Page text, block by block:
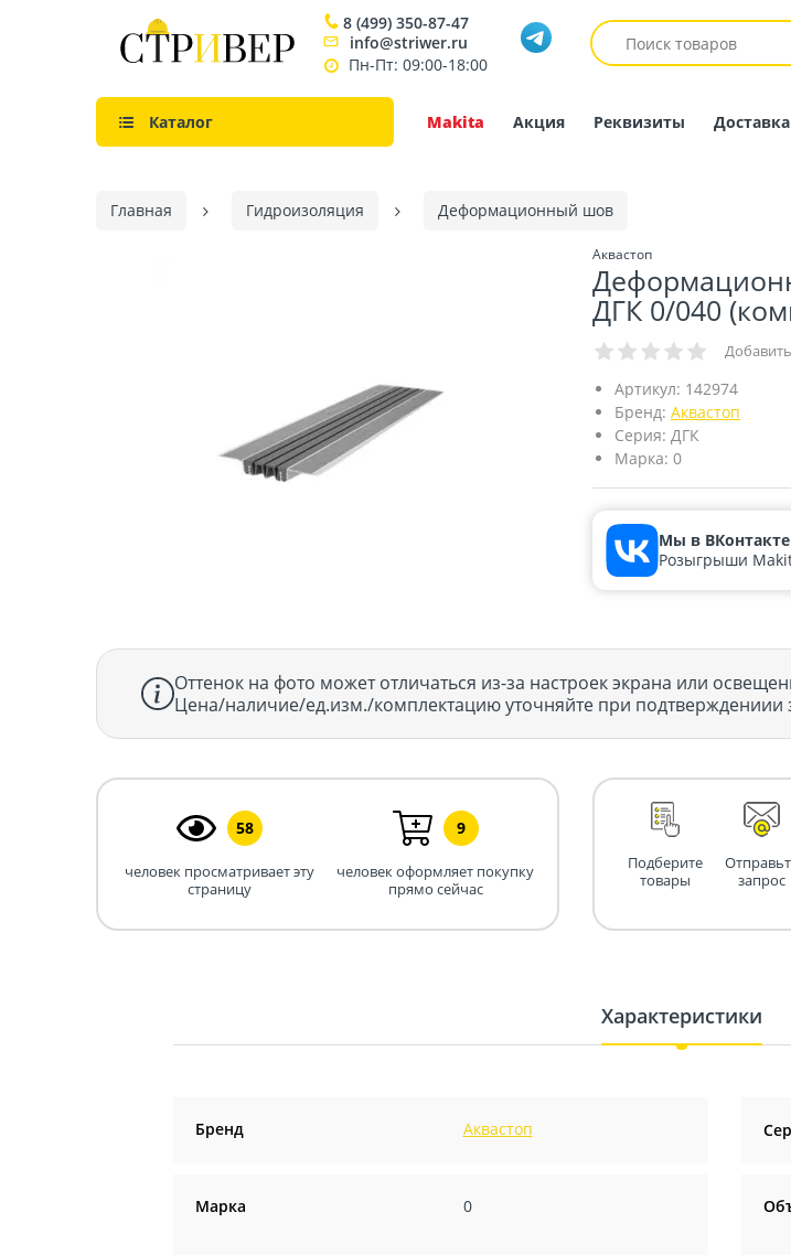
8 (499) 350-87-47
info@striwer.ru
Пн-Пт: 09:00-18:00
Каталог Makita Акция Реквизиты Доставка
Главная Гидроизоляция Деформационный шов
Аквастоп
ДГК 0/040
Артикул: 142974
Бренд: Аквастоп
Серия: ДГК
Марка: 0
Мы в ВКонтакте
Розыгрыши
Оттенок на фото может отличаться из-за настроек экрана или
Цена/наличие/ед.изм./комплектацию уточняйте при подтверждениии
58
человек просматривает эту
страницу
9
человек оформляет покупку
прямо сейчас
Подберите
товары
запрос
Характеристики
Бренд Аквастоп
Марка 0